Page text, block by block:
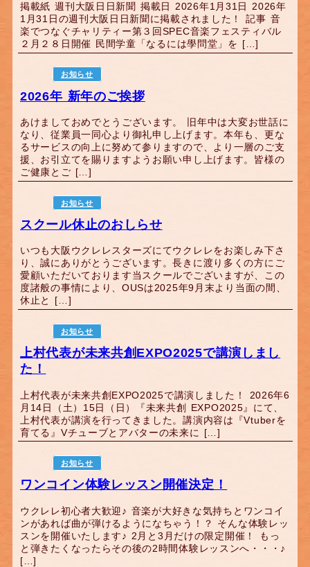
掲載紙 週刊大阪日日新聞 掲載日 2026年1月31日 2026年
1月31日の週刊大阪日日新聞に掲載されました！ 記事 音
楽でつなぐチャリティー第３回SPEC音楽フェスティバル
２月２８日開催 民間学童「なるには學問堂」を […]
お知らせ
2026年 新年のご挨拶
あけましておめでとうございます。 旧年中は大変お世話に
なり、従業員一同心より御礼申し上げます。本年も、更な
るサービスの向上に努めて参りますので、より一層のご支
援、お引立てを賜りますようお願い申し上げます。皆様の
ご健康とご […]
お知らせ
スクール休止のおしらせ
いつも大阪ウクレレスターズにてウクレレをお楽しみ下さ
り、誠にありがとうございます。長きに渡り多くの方にご
愛顧いただいております当スクールでございますが、この
度諸般の事情により、OUSは2025年9月末より当面の間、
休止と […]
お知らせ
上村代表が未来共創EXPO2025で講演しまし
た！
上村代表が未来共創EXPO2025で講演しました！ 2026年6
月14日（土）15日（日）『未来共創 EXPO2025』にて、
上村代表が講演を行ってきました。講演内容は『Vtuberを
育てる』Vチューブとアバターの未来に […]
お知らせ
ワンコイン体験レッスン開催決定！
ウクレレ初心者大歓迎♪ 音楽が大好きな気持ちとワンコイ
ンがあれば曲が弾けるようになちゃう！？ そんな体験レッ
スンを開催いたします♪ 2月と3月だけの限定開催！ もっ
と弾きたくなったらその後の2時間体験レッスンへ・・・♪
[…]